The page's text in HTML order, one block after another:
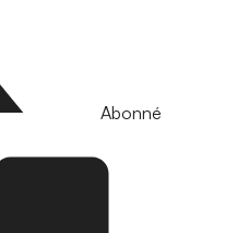
Abonné